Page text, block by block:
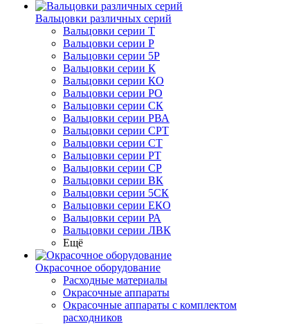
Вальцовки различных серий
Вальцовки серии Т
Вальцовки серии Р
Вальцовки серии 5Р
Вальцовки серии К
Вальцовки серии КО
Вальцовки серии РО
Вальцовки серии СК
Вальцовки серии РВА
Вальцовки серии СРТ
Вальцовки серии СТ
Вальцовки серии РТ
Вальцовки серии СР
Вальцовки серии ВК
Вальцовки серии 5СК
Вальцовки серии ЕКО
Вальцовки серии РА
Вальцовки серии ЛВК
Ещё
Окрасочное оборудование
Расходные материалы
Окрасочные аппараты
Окрасочные аппараты с комплектом
расходников